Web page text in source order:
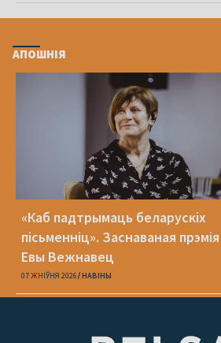
АПОШНІЯ
«Каб падтрымаць беларускіх
пісьменніц». Заснаваная прэмія
Евы Вежнавец
07 ЖНІЎНЯ 2026 НАВІНЫ